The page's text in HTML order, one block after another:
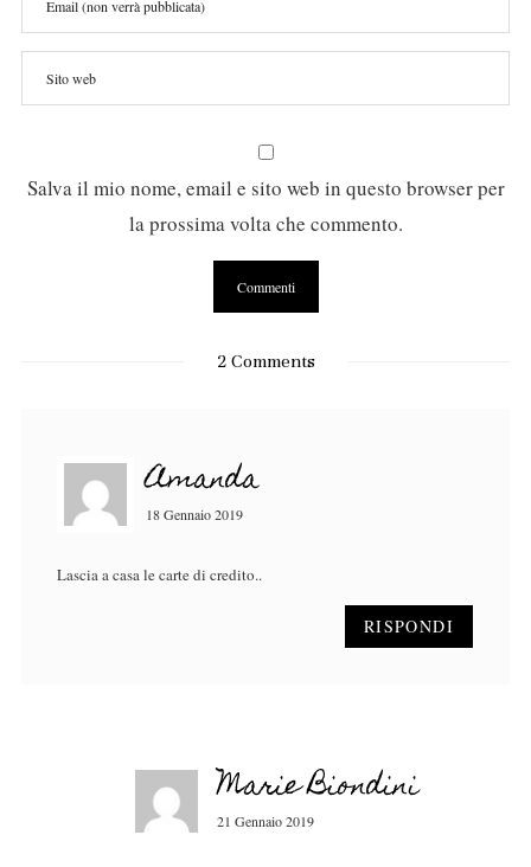
Salva il mio nome, email e sito web in questo browser per
la prossima volta che commento.
2 Comments
Amanda
18 Gennaio 2019
Lascia a casa le carte di credito..
RISPONDI
Marie Biondini
21 Gennaio 2019